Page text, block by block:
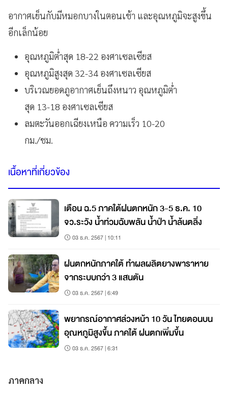
อากาศเย็นกับมีหมอกบางในตอนเช้า และอุณหภูมิจะสูงขึ้น
อีกเล็กน้อย
อุณหภูมิต่ำสุด 18-22 องศาเซลเซียส
อุณหภูมิสูงสุด 32-34 องศาเซลเซียส
บริเวณยอดภูอากาศเย็นถึงหนาว อุณหภูมิต่ำ
สุด 13-18 องศาเซลเซียส
ลมตะวันออกเฉียงเหนือ ความเร็ว 10-20
กม./ชม.
เนื้อหาที่เกี่ยวข้อง
เตือน ฉ.5 ภาคใต้ฝนตกหนัก 3-5 ธ.ค. 10
จว.ระวัง น้ำท่วมฉับพลัน น้ำป่า น้ำล้นตลิ่ง
03 ธ.ค. 2567 | 10:11
ฝนตกหนักภาคใต้ ทำผลผลิตยางพาราหาย
จากระบบกว่า 3 แสนตัน
03 ธ.ค. 2567 | 6:49
พยากรณ์อากาศล่วงหน้า 10 วัน ไทยตอนบน
อุณหภูมิสูงขึ้น ภาคใต้ ฝนตกเพิ่มขึ้น
03 ธ.ค. 2567 | 6:31
ภาคกลาง